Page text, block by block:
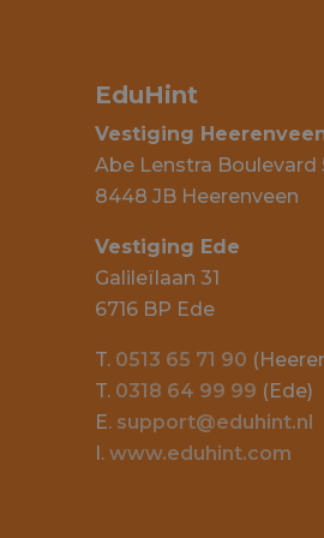
EduHint
Vestiging
Abe Lenstra Boulevard
8448 JB Heerenveen
Vestiging Ede
Galileïlaan 31
6716 BP Ede
T. 0513 65 71 90
T. 0318 64 99 99 (Ede)
E. support@eduhint.nl
I. www.eduhint.com